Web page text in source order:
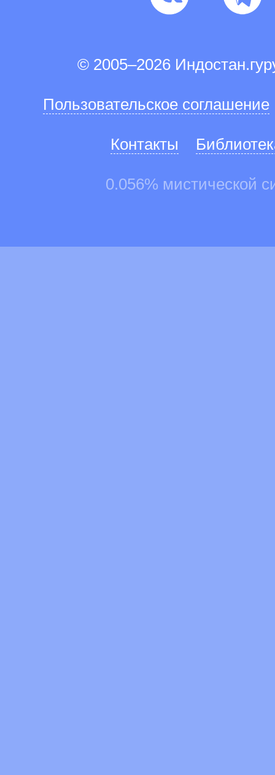
© 2005–2026
Пользовательское соглашение
Контакты
0.056% мистической